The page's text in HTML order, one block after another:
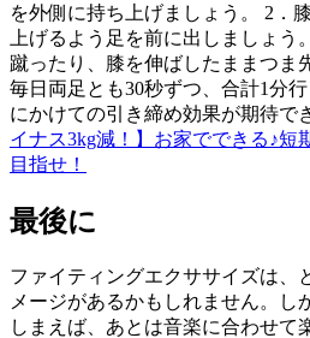
を外側に持ち上げましょう。 2．
上げるよう足を前に出しましょう
蹴ったり、膝を伸ばしたままつま
毎日両足とも30秒ずつ、合計1分
にかけての引き締め効果が期待で
イナス3kg減！】お家でできる♪短
目指せ！
最後に
ファイティングエクササイズは、
メージがあるかもしれません。し
しまえば、あとは音楽に合わせて